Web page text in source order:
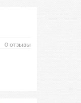
0 отзывы